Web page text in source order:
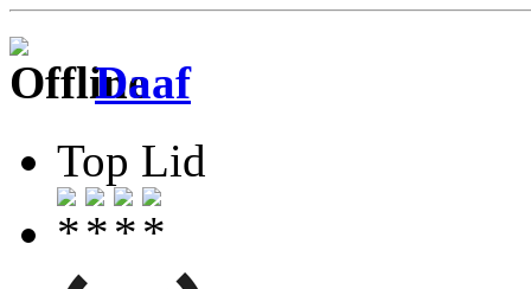
Daaf
Top Lid